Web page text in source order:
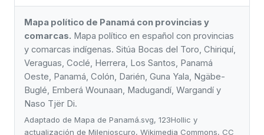
Mapa político de Panamá con provincias y
comarcas. Mapa político en español con provincias
y comarcas indígenas. Sitúa Bocas del Toro, Chiriquí,
Veraguas, Coclé, Herrera, Los Santos, Panamá
Oeste, Panamá, Colón, Darién, Guna Yala, Ngäbe-
Buglé, Emberá Wounaan, Madugandí, Wargandí y
Naso Tjër Di.
Adaptado de Mapa de Panamá.svg, 123Hollic y
actualización de Milenioscuro, Wikimedia Commons, CC